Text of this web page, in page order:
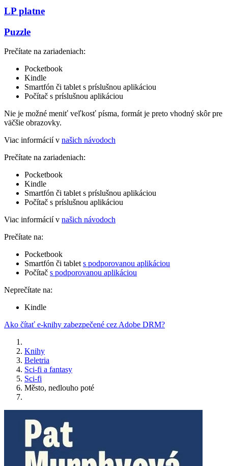
LP platne
Puzzle
Prečítate na zariadeniach:
Pocketbook
Kindle
Smartfón či tablet s príslušnou aplikáciou
Počítač s príslušnou aplikáciou
Nie je možné meniť veľkosť písma, formát je preto vhodný skôr pre
väčšie obrazovky.
Viac informácií v našich návodoch
Prečítate na zariadeniach:
Pocketbook
Kindle
Smartfón či tablet s príslušnou aplikáciou
Počítač s príslušnou aplikáciou
Viac informácií v našich návodoch
Prečítate na:
Pocketbook
Smartfón či tablet s podporovanou aplikáciou
Počítač s podporovanou aplikáciou
Neprečítate na:
Kindle
Ako čítať e-knihy zabezpečené cez Adobe DRM?
Knihy
Beletria
Sci-fi a fantasy
Sci-fi
Město, nedlouho poté